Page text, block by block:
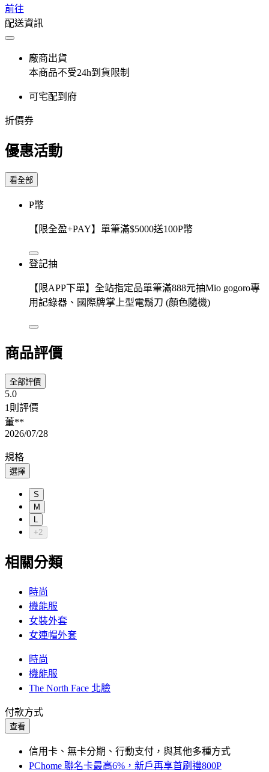
前往
配送資訊
廠商出貨
本商品不受24h到貨限制
可宅配到府
折價券
優惠活動
看全部
P幣
【限全盈+PAY】單筆滿$5000送100P幣
登記抽
【限APP下單】全站指定品單筆滿888元抽Mio gogoro專
用記錄器、國際牌掌上型電鬍刀 (顏色隨機)
商品評價
全部評價
5.0
1則評價
董**
2026/07/28
規格
選擇
S
M
L
+2
相關分類
時尚
機能服
女裝外套
女連帽外套
時尚
機能服
The North Face 北臉
付款方式
查看
信用卡、無卡分期、行動支付，與其他多種方式
PChome 聯名卡最高6%，新戶再享首刷禮800P